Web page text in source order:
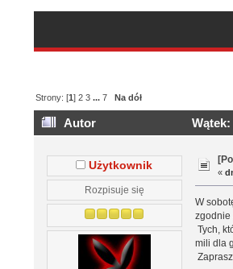
Strony: [1]2 3 ...7 Na dół
Autor
Użytkownik
Rozpisuje się
«
W
zgodnie
Tych,
mili dla